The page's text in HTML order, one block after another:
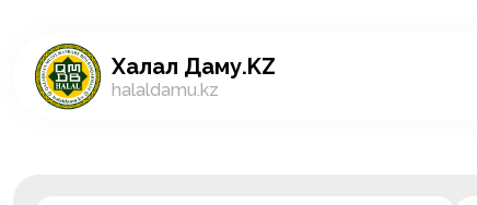
Халал Даму.KZ
halaldamu.kz